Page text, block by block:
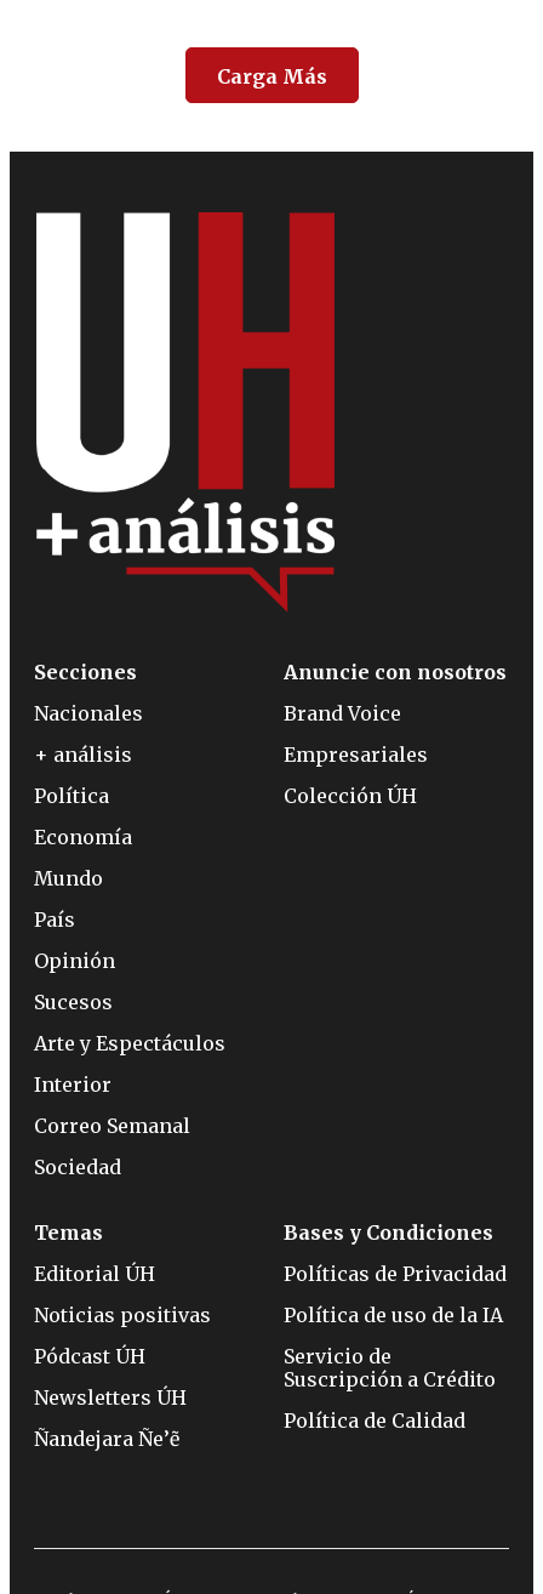
Carga Más
Secciones
Nacionales
+ análisis
Política
Economía
Mundo
País
Opinión
Sucesos
Arte y Espectáculos
Interior
Correo Semanal
Sociedad
Anuncie con nosotros
Brand Voice
Empresariales
Colección ÚH
Temas
Editorial ÚH
Noticias positivas
Pódcast ÚH
Newsletters ÚH
Ñandejara Ñe’ẽ
Bases y Condiciones
Políticas de Privacidad
Política de uso de la IA
Servicio de
Suscripción a Crédito
Política de Calidad